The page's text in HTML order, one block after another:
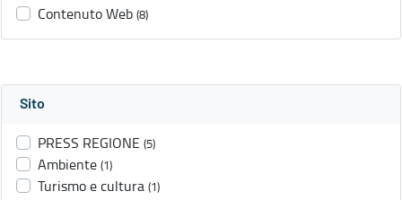
Contenuto Web (8)
Sito
PRESS REGIONE (5)
Ambiente (1)
Turismo e cultura (1)